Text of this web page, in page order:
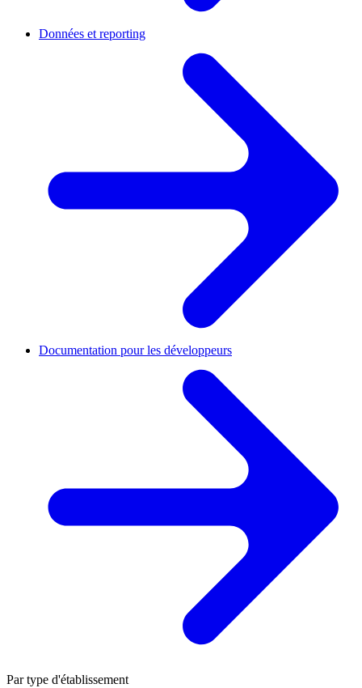
Données et reporting
Documentation pour les développeurs
Par type d'établissement